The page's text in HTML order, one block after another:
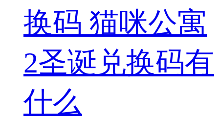
换码 猫咪公寓
2圣诞兑换码有
什么